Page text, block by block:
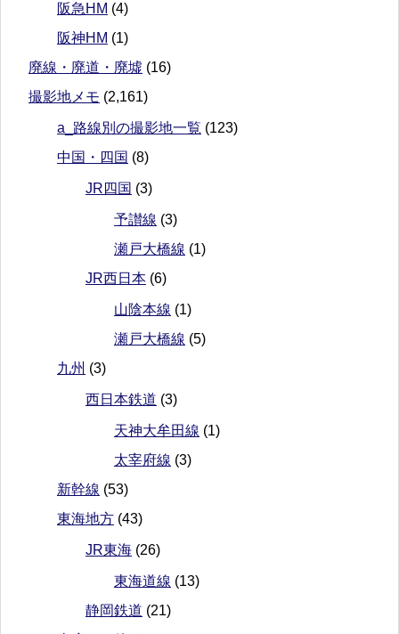
阪急HM (4)
阪神HM (1)
廃線・廃道・廃墟 (16)
撮影地メモ (2,161)
a_路線別の撮影地一覧 (123)
中国・四国 (8)
JR四国 (3)
予讃線 (3)
瀬戸大橋線 (1)
JR西日本 (6)
山陰本線 (1)
瀬戸大橋線 (5)
九州 (3)
西日本鉄道 (3)
天神大牟田線 (1)
太宰府線 (3)
新幹線 (53)
東海地方 (43)
JR東海 (26)
東海道線 (13)
静岡鉄道 (21)